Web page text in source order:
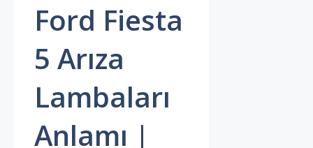
Ford Fiesta
5 Arıza
Lambaları
Anlamı |